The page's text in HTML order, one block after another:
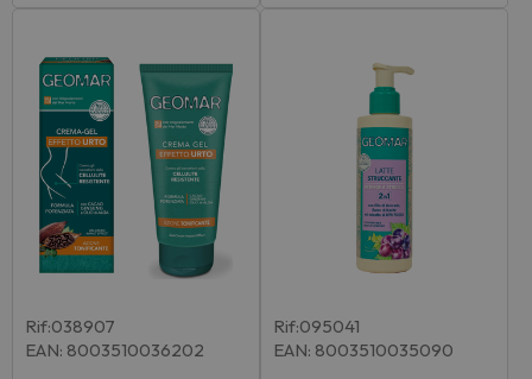
Rif:038907
EAN: 8003510036202
Rif:095041
EAN: 8003510035090